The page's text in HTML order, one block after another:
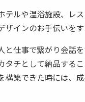
テルや温浴施設、レ
ザインのお手伝いをす
と仕事で繋がり会話
タチとして納品する
構築できた時には、成